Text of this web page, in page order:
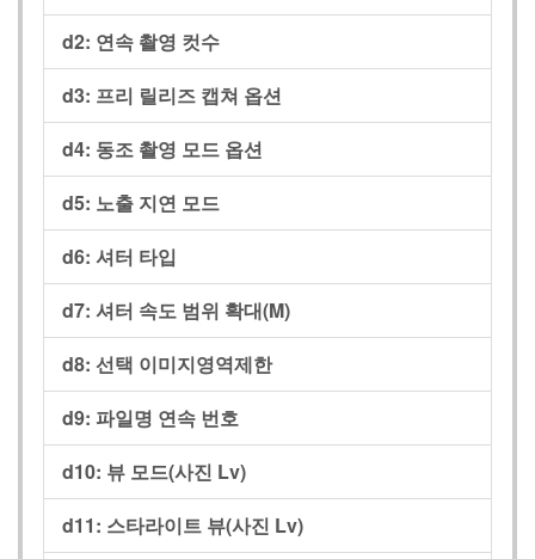
d2: 연속 촬영 컷수
d3: 프리 릴리즈 캡쳐 옵션
d4: 동조 촬영 모드 옵션
d5: 노출 지연 모드
d6: 셔터 타입
d7: 셔터 속도 범위 확대(M)
d8: 선택 이미지영역제한
d9: 파일명 연속 번호
d10: 뷰 모드(사진 Lv)
d11: 스타라이트 뷰(사진 Lv)